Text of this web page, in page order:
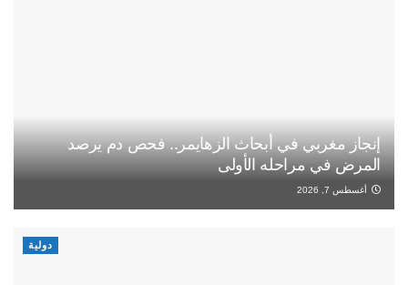
إنجاز مغربي في أبحاث الزهايمر.. فحص دم يرصد
المرض في مراحله الأولى
أغسطس 7, 2026
دولية